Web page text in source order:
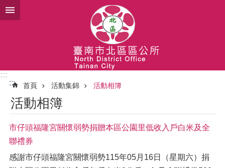
跳到主要內容區塊
:::
:::
首頁 活動集錦 活動相簿
活動相簿
市仔頭福隆宮關懷弱勢捐贈本區公園里低收入戶白米及全
聯禮券
感謝市仔頭福隆宮關懷弱勢115年05月16日（星期六）捐